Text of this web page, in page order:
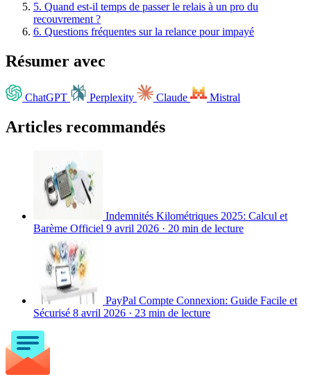
5. Quand est-il temps de passer le relais à un pro du
recouvrement ?
6. Questions fréquentes sur la relance pour impayé
Résumer avec
ChatGPT Perplexity Claude Mistral
Articles recommandés
Indemnités Kilométriques 2025: Calcul et
Barème Officiel 9 avril 2026 · 20 min de lecture
PayPal Compte Connexion: Guide Facile et
Sécurisé 8 avril 2026 · 23 min de lecture